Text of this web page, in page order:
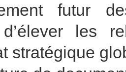
futur
d’élever les
stratégique